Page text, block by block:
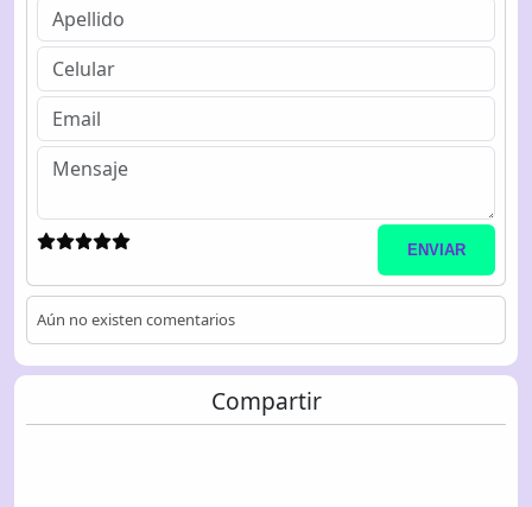
ENVIAR
Aún no existen comentarios
Compartir